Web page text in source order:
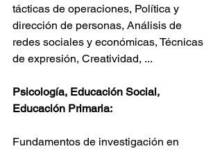
tácticas de operaciones, Política y
dirección de personas, Análisis de
redes sociales y económicas, Técnicas
de expresión, Creatividad, ...
Psicología, Educación Social,
Educación Primaria:
Fundamentos de investigación en